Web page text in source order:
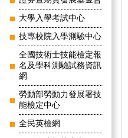
大學入學考試中心
技專校院入學測驗中心
全國技術士技能檢定報
名及學科測驗試務資訊
網
勞動部勞動力發展署技
能檢定中心
全民英檢網